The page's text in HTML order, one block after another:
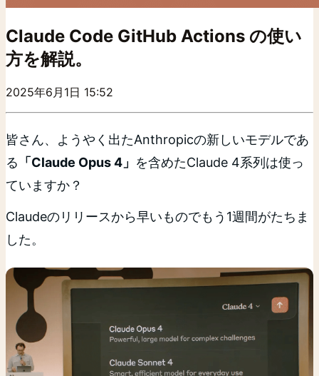
Claude Code GitHub Actions の使い
方を解説。
2025年6月1日 15:52
皆さん、ようやく出たAnthropicの新しいモデルであ
る 「Claude Opus 4」 を含めたClaude 4系列は使っ
ていますか？
Claudeのリリースから早いものでもう1週間がたちま
した。